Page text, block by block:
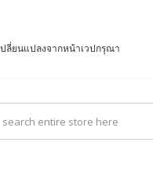
ลี่ยนแปลงจากหน้าเวปกรุณา